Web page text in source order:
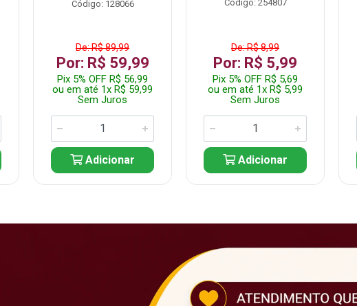
Código: 128066
De: R$ 89,99
Por: R$ 59,99
Pix 5% OFF R$ 56,99
ou em até 1x R$ 59,99
Sem Juros
Adicionar
Código: 254807
De: R$ 8,99
Por: R$ 5,99
Pix 5% OFF R$ 5,69
ou em até 1x R$ 5,99
Sem Juros
Adicionar